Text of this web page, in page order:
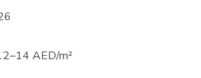
AED/m²